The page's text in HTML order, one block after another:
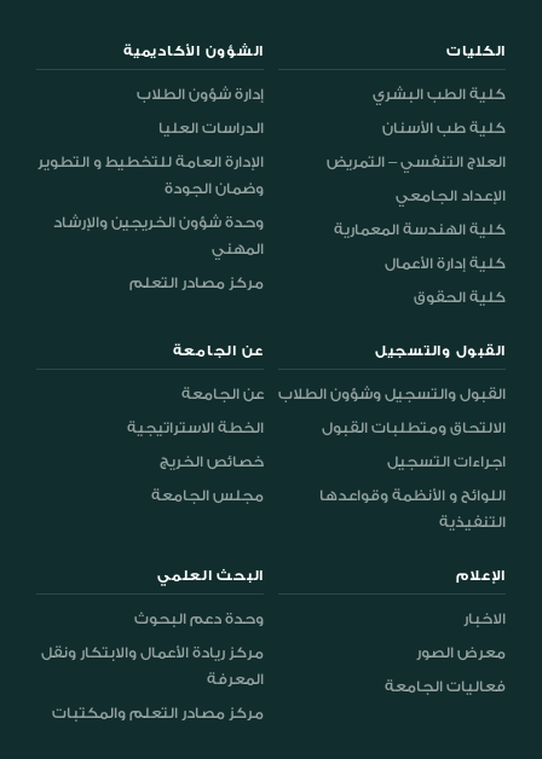
الكليات
كلية الطب البشري
كلية طب الأسنان
العلاج التنفسي – التمريض
الإعداد الجامعي
كلية الهندسة المعمارية
كلية إدارة الأعمال
كلية الحقوق
الشؤون الأكاديمية
إدارة شؤون الطلاب
الدراسات العليا
الإدارة العامة للتخطيط و التطوير
وضمان الجودة
وحدة شؤون الخريجين والإرشاد
المهني
مركز مصادر التعلم
القبول والتسجيل
القبول والتسجيل وشؤون الطلاب
الالتحاق ومتطلبات القبول
اجراءات التسجيل
اللوائح و الأنظمة وقواعدها
التنفيذية
عن الجامعة
عن الجامعة
الخطة الاستراتيجية
خصائص الخريج
مجلس الجامعة
الإعلام
الاخبار
معرض الصور
فعاليات الجامعة
البحث العلمي
وحدة دعم البحوث
مركز ريادة الأعمال والابتكار ونقل
المعرفة
مركز مصادر التعلم والمكتبات